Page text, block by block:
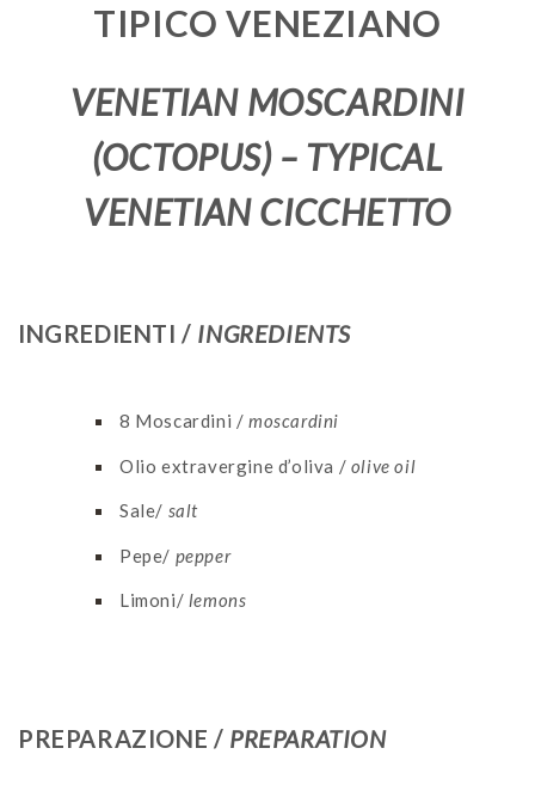
TIPICO VENEZIANO
VENETIAN MOSCARDINI
(OCTOPUS) – TYPICAL
VENETIAN CICCHETTO
INGREDIENTI / INGREDIENTS
8 Moscardini /moscardini
Olio extravergine d’oliva / olive oil
Sale/ salt
Pepe/ pepper
Limoni/ lemons
PREPARAZIONE / PREPARATION